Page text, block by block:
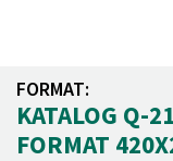
FORMAT:
KATALOG Q-
FORMAT